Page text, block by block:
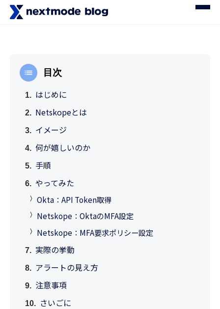
目次
はじめに
Netskopeとは
イメージ
何が嬉しいのか
手順
やってみた
Okta：API Token取得
Netskope：OktaのMFA設定
Netskope：MFA要求ポリシー設定
実際の挙動
アラートの見え方
注意事項
さいごに